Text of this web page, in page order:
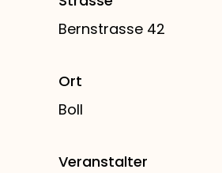
Bernstrasse 42
Ort
Boll
Veranstalter